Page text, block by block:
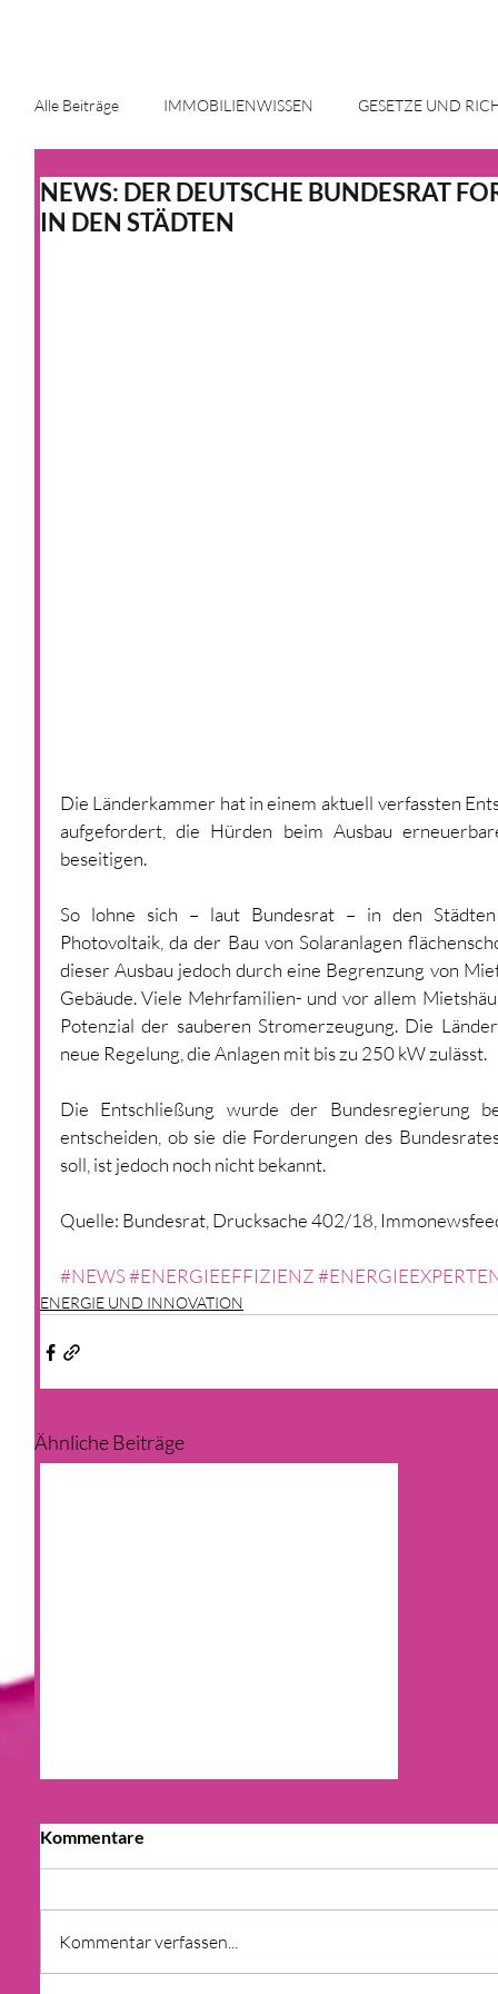
Alle Beiträge IMMOBILIENWISSEN GESETZE UND
ENERGIE UND INNOVATION IMMOBILIENMARKT
NEWS: DER DEUTSCHE BUNDESRAT
IN DEN STÄDTEN
Die Länderkammer hat in einem aktuell verfassten
aufgefordert, die Hürden beim Ausbau
beseitigen.
So lohne sich – laut Bundesrat – in den
Photovoltaik, da der Bau von Solaranlagen
dieser Ausbau jedoch durch eine Begrenzung von
Gebäude. Viele Mehrfamilien- und vor allem
Potenzial der sauberen Stromerzeugung. Die
neue Regelung, die Anlagen mit bis zu 250 kW zulässt.
Die Entschließung wurde der Bundesregierung
entscheiden, ob sie die Forderungen des
soll, ist jedoch noch nicht bekannt.
Quelle: Bundesrat, Drucksache 402/18,
#NEWS#ENERGIEEFFIZIENZ
ENERGIE UND INNOVATION
Ähnliche Beiträge
Kommentare
Kommentar verfassen...